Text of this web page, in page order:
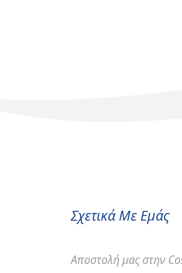
Σχετικά Με Εμάς
Αποστολήμας στην